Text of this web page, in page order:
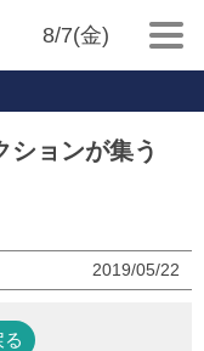
8/7(金)
ションが集う
2019/05/22